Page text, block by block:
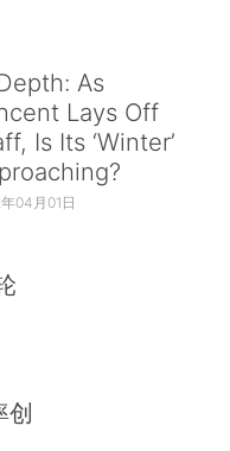
As
Lays Off
Is Its ‘Winter’
04月01日
创